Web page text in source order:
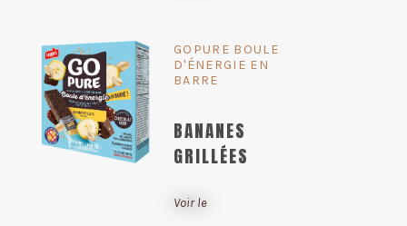
GOPURE BOULE
D'ÉNERGIE EN
BARRE
BANANES
GRILLÉES
Voir le